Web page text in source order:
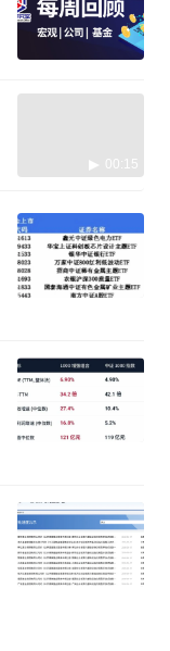
00:15